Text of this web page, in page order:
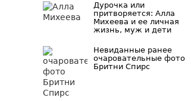
Дурочка или
притворяется: Алла
Михеева и ее личная
жизнь, муж и дети
Невиданные ранее
очаровательные фото
Бритни Спирс